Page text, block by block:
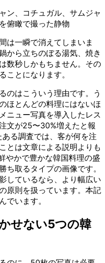
ン、コチュガル、サムジャ
俯瞰で撮った静物
は一瞬で消えてしまいま
から立ちのぼる湯気、焼き
秒しかもちません。その
ことになります。
のはこういう理由です。う
ほとんどの料理にはないほ
ニュー写真を導入したレス
文が25〜30%増えたと報
る調査では、客が何を注
とは文章による説明よりも
やかで豊かな韓国料理の盛
ち取るタイプの画像です。
しているなら、より幅広い
原則を扱っています。本記
でいます。
せない5つの韓